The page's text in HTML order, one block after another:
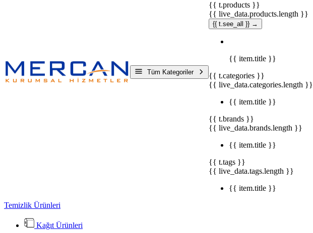
Tüm Kategoriler
{{ t.products }}
{{ live_data.products.length }}
{{ t.see_all }} →
{{ item.title }}
{{ t.categories }}
{{ live_data.categories.length }}
{{ item.title }}
{{ t.brands }}
{{ live_data.brands.length }}
{{ item.title }}
{{ t.tags }}
{{ live_data.tags.length }}
{{ item.title }}
Temizlik Ürünleri
Kağıt Ürünleri